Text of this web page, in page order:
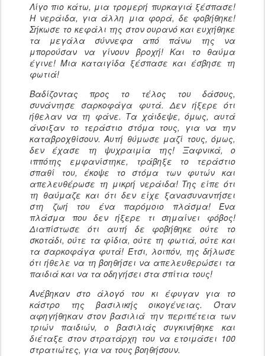
Λίγο πιο κάτω, μια τρομερή πυρκαγιά ξέσπασε!
Η νεράιδα, για άλλη μια φορά, δε φοβήθηκε!
Σήκωσε το κεφάλι της στον ουρανό και ευχήθηκε
τα μεγάλα σύννεφα από πάνω της να
μπορούσαν να γίνουν βροχή! Και το θαύμα
έγινε! Μια καταιγίδα ξέσπασε και έσβησε τη
φωτιά!
Βαδίζοντας προς το τέλος του δάσους,
συνάντησε σαρκοφάγα φυτά. Δεν ήξερε ότι
ήθελαν να τη φάνε. Τα χάιδεψε, όμως, αυτά
άνοιξαν το τεράστιο στόμα τους, για να την
καταβροχθίσουν. Αυτή θύμωσε μαζί τους, όμως,
δεν έχασε τη ψυχραιμία της! Ξαφνικά, ο
ιππότης εμφανίστηκε, τράβηξε το τεράστιο
σπαθί του, έκοψε το στόμα των φυτών και
απελευθέρωσε τη μικρή νεράιδα! Της είπε ότι
τη θαύμαζε και ότι δεν είχε ξανασυναντήσει
στη ζωή του ένα παρόμοιο πλάσμα! Ένα
πλάσμα που δεν ήξερε τι σημαίνει φόβος!
Διαπίστωσε ότι αυτή δε φοβήθηκε ούτε το
σκοτάδι, ούτε τα φίδια, ούτε τη φωτιά, ούτε και
τα σαρκοφάγα φυτά! Έτσι, λοιπόν, της δήλωσε
ότι ήθελε να τη βοηθήσει να απελευθερώσει τα
παιδιά και να τα οδηγήσει στα σπίτια τους!
Ανέβηκαν στο άλογό του κι έφυγαν για το
κάστρο της βασιλικής οικογένειας. Όταν
αφηγήθηκαν στον βασιλιά την περιπέτεια των
τριών παιδιών, ο βασιλιάς συγκινήθηκε και
διέταξε στον στρατάρχη του να ετοιμάσει 100
στρατιώτες, για να τους βοηθήσουν.